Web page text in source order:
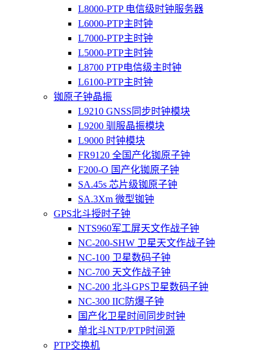
L8000-PTP 电信级时钟服务器
L6000-PTP主时钟
L7000-PTP主时钟
L5000-PTP主时钟
L8700 PTP电信级主时钟
L6100-PTP主时钟
铷原子钟晶振
L9210 GNSS同步时钟模块
L9200 驯服晶振模块
L9000 时钟模块
FR9120 全国产化铷原子钟
F200-O 国产化铷原子钟
SA.45s 芯片级铷原子钟
SA.3Xm 微型铷钟
GPS北斗授时子钟
NTS960军工屏天文作战子钟
NC-200-SHW 卫星天文作战子钟
NC-100 卫星数码子钟
NC-700 天文作战子钟
NC-200 北斗GPS卫星数码子钟
NC-300 IIC防爆子钟
国产化卫星时间同步时钟
单北斗NTP/PTP时间源
PTP交换机